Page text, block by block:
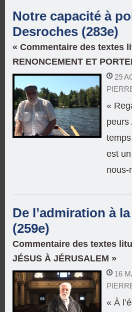
Notre capacité à
Desroches (283e)
« Commentaire des textes
RENONCEMENT ET
29
«
peurs
est
nous-
De l’admiration à
(259e)
Commentaire des textes
JÉSUS À JÉRUSALEM »
16
« À